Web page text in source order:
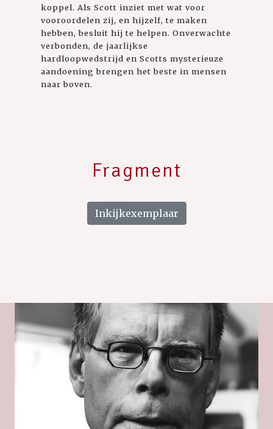
koppel. Als Scott inziet met wat voor
vooroordelen zij, en hijzelf, te maken
hebben, besluit hij te helpen. Onverwachte
verbonden, de jaarlijkse
hardloopwedstrijd en Scotts mysterieuze
aandoening brengen het beste in mensen
naar boven.
Fragment
Inkijkexemplaar